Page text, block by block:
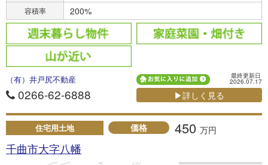
容積率 200%
（有）井戸尻不動産
0266-62-6888
最終更新日
2026.07.17
▶詳しく見る
住宅用土地 価格 450 万円
千曲市大字八幡